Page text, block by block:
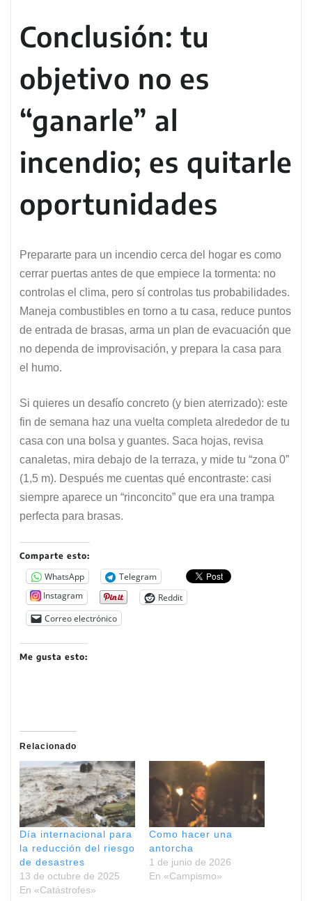
Conclusión: tu
objetivo no es
“ganarle” al
incendio; es quitarle
oportunidades
Prepararte para un incendio cerca del hogar es como
cerrar puertas antes de que empiece la tormenta: no
controlas el clima, pero sí controlas tus probabilidades.
Maneja combustibles en torno a tu casa, reduce puntos
de entrada de brasas, arma un plan de evacuación que
no dependa de improvisación, y prepara la casa para
el humo.
Si quieres un desafío concreto (y bien aterrizado): este
fin de semana haz una vuelta completa alrededor de tu
casa con una bolsa y guantes. Saca hojas, revisa
canaletas, mira debajo de la terraza, y mide tu “zona 0”
(1,5 m). Después me cuentas qué encontraste: casi
siempre aparece un “rinconcito” que era una trampa
perfecta para brasas.
Comparte esto:
WhatsApp
Telegram
Instagram
Reddit
Correo electrónico
Me gusta esto:
Relacionado
Día internacional para
la reducción del riesgo
de desastres
13 de octubre de 2025
En «Catástrofes»
Como hacer una
antorcha
1 de junio de 2026
En «Campismo»